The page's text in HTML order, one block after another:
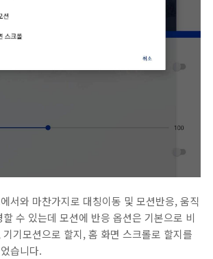
서와 마찬가지로 대칭이동 및 모션반응, 움직
수 있는데 모션에 반응 옵션은 기본으로 비
기모션으로 할지, 홈 화면 스크롤로 할지를
습니다.